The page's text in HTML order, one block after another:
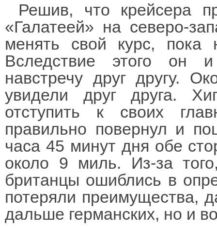
Решив, что крейсера
«Галатеей» на северо-
менять свой курс, пока
Вследствие этого он
навстречу друг другу.
увидели друг друга.
отступить к своих
правильно повернул и
часа 45 минут дня обе
около 9 миль. Из-за
британцы ошиблись в
потеряли преимущества,
дальше германских, но и